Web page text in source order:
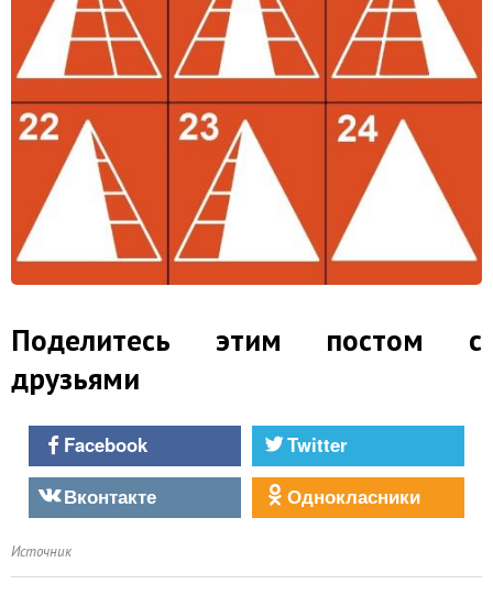
Поделитесь этим постом с
друзьями
Facebook
Twitter
Вконтакте
Однокласники
Источник